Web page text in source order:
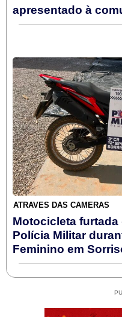
apresentado à
ATRAVÉS DAS CÂMERAS
Motocicleta
Polícia Militar
Feminino em